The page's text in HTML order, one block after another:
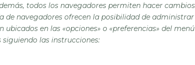
todos los navegadores permiten hacer
navegadores ofrecen la posibilidad de
en las «opciones» o «preferencias» del
las instrucciones: